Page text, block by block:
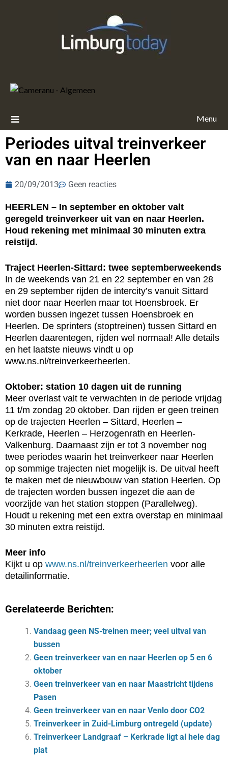
Menu
Periodes uitval treinverkeer
van en naar Heerlen
20/09/2013 Geen reacties
HEERLEN – In september en oktober valt
geregeld treinverkeer uit van en naar Heerlen.
Houd rekening met minimaal 30 minuten extra
reistijd.
Traject Heerlen-Sittard: twee septemberweekends
In de weekends van 21 en 22 september en van 28
en 29 september rijden de intercity’s vanuit Sittard
niet door naar Heerlen maar tot Hoensbroek. Er
worden bussen ingezet tussen Hoensbroek en
Heerlen. De sprinters (stoptreinen) tussen Sittard en
Heerlen daarentegen, rijden wel normaal! Alle details
en het laatste nieuws vindt u op
www.ns.nl/treinverkeerheerlen.
Oktober: station 10 dagen uit de running
Meer overlast valt te verwachten in de periode vrijdag
11 t/m zondag 20 oktober. Dan rijden er geen treinen
op de trajecten Heerlen – Sittard, Heerlen –
Kerkrade, Heerlen – Herzogenrath en Heerlen-
Valkenburg. Daarnaast zijn er tot 3 november nog
twee periodes waarin het treinverkeer naar Heerlen
op sommige trajecten niet mogelijk is. De uitval heeft
te maken met de nieuwbouw van station Heerlen. Op
de trajecten worden bussen ingezet die aan de
voorzijde van het station stoppen (Parallelweg).
Houdt u rekening met een extra overstap en minimaal
30 minuten extra reistijd.
Meer info
Kijkt u op www.ns.nl/treinverkeerheerlen voor alle
detailinformatie.
Gerelateerde Berichten:
Vandaag geen NS-treinen meer; veel uitval van
bussen
Geen treinverkeer van en naar Heerlen op 5 en 6
oktober
Geen treinverkeer van en naar Maastricht tijdens
Pasen
Geen treinverkeer van en naar Venlo door CO2
Treinverkeer in Zuid-Limburg ontregeld (update)
Treinverkeer Landgraaf – Kerkrade ligt al hele dag
plat